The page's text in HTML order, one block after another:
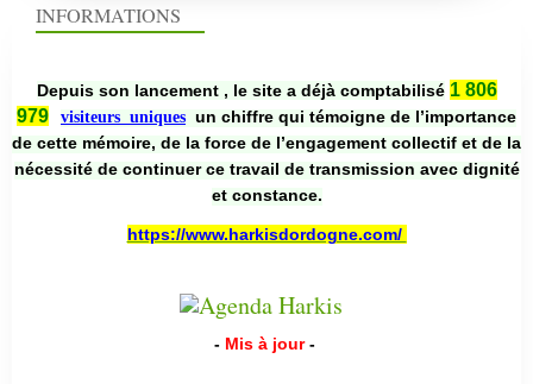
INFORMATIONS
Depuis son lancement , le site a déjà comptabilisé 1 806
979
visiteurs uniques un chiffre qui témoigne de l’importance
de cette mémoire, de la force de l’engagement collectif et de la
nécessité de continuer ce travail de transmission avec dignité
et constance.
https://www.harkisdordogne.com/
- Mis à jour -